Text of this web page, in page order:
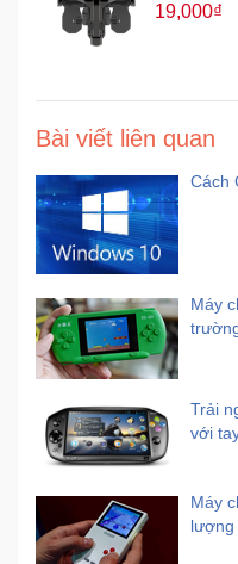
19,000₫
Bài viết liên quan
Cách
Máy
Trải
với
Máy
lượng